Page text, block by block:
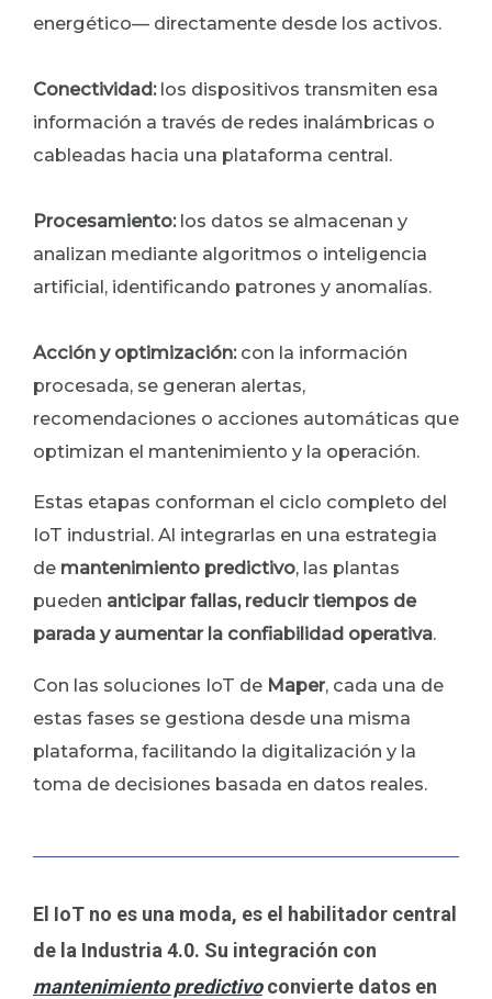
energético— directamente desde los activos.
Conectividad:los dispositivos transmiten esa
información a través de redes inalámbricas o
cableadas hacia una plataforma central.
Procesamiento:los datos se almacenan y
analizan mediante algoritmos o inteligencia
artificial, identificando patrones y anomalías.
Acción y optimización:con la información
procesada, se generan alertas,
recomendaciones o acciones automáticas que
optimizan el mantenimiento y la operación.
Estas etapas conforman el ciclo completo del
IoT industrial. Al integrarlas en una estrategia
de mantenimiento predictivo, las plantas
pueden anticipar fallas, reducir tiempos de
parada y aumentar la confiabilidad operativa.
Con las soluciones IoT de Maper, cada una de
estas fases se gestiona desde una misma
plataforma, facilitando la digitalización y la
toma de decisiones basada en datos reales.
El IoT no es una moda, es el habilitador central
de la Industria 4.0. Su integración con
mantenimiento predictivoconvierte datos en